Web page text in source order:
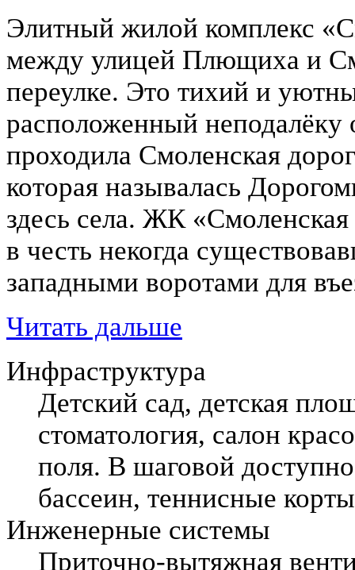
Элитный жилой комплекс
между улицей Плющиха и
переулке. Это тихий и
расположенный неподалёку
проходила Смоленская
которая называлась
здесь села. ЖК
в честь некогда
западными воротами для
Читать дальше
Инфраструктура
Детский сад, детская
стоматология, салон
поля. В шаговой
бассеин, теннисные
Инженерные системы
Приточно-вытяжная